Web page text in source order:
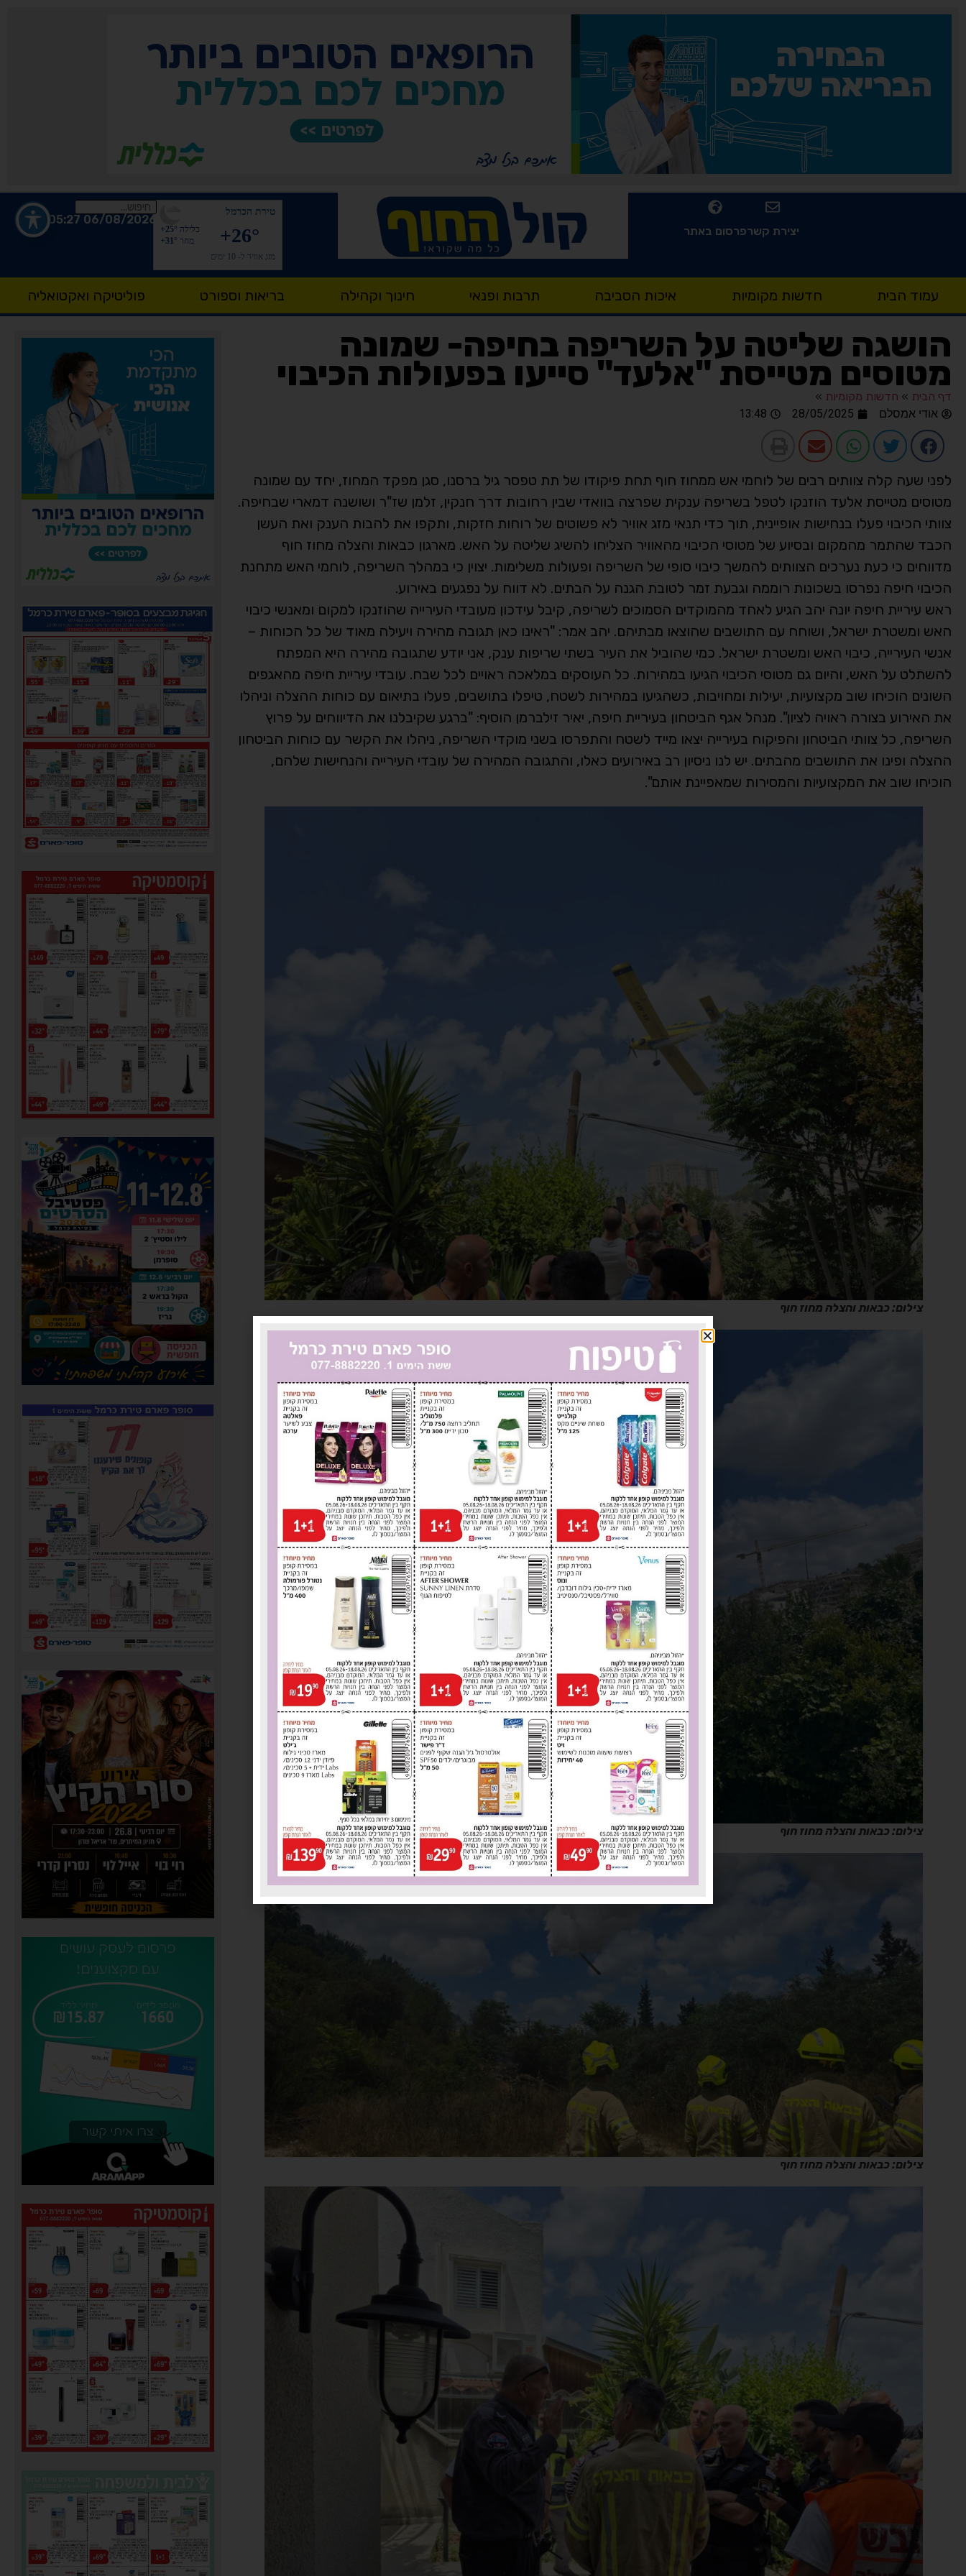
פרסום באתריצירת קשר
טירת הכרמל
+26° בלילה +25°
מחר +31°
מזג אוויר ל- 10 ימים
06/08/2026 05:27
עמוד הבית חדשות מקומיות איכות הסביבה תרבות ופנאי חינוך וקהילה בריאות וספורט פוליטיקה ואקטואליה
הושגה שליטה על השריפה בחיפה- שמונה
מטוסים מטייסת "אלעד" סייעו בפעולות הכיבוי
דף הבית » חדשות מקומיות »
אודי אמסלם
28/05/2025
13:48
לפני שעה קלה צוותים רבים של לוחמי אש ממחוז חוף תחת פיקודו של תת טפסר גיל ברסנו, סגן מפקד המחוז, יחד עם שמונה
מטוסים מטייסת אלעד הוזנקו לטפל בשריפה ענקית שפרצה בוואדי שבין רחובות דרך חנקין, זלמן שז"ר ושושנה דמארי שבחיפה.
צוותי הכיבוי פעלו בנחישות אופיינית, תוך כדי תנאי מזג אוויר לא פשוטים של רוחות חזקות, ותקפו את להבות הענק ואת העשן
הכבד שהתמר מהמקום ובסיוע של מטוסי הכיבוי מהאוויר הצליחו להשיג שליטה על האש. מארגון כבאות והצלה מחוז חוף
מדווחים כי כעת נערכים הצוותים להמשך כיבוי סופי של השריפה ופעולות משלימות. יצוין כי במהלך השריפה, לוחמי האש מתחנת
הכיבוי חיפה נפרסו בשכונות רוממה וגבעת זמר לטובת הגנה על הבתים. לא דווח על נפגעים באירוע.
ראש עיריית חיפה יונה יהב הגיע לאחד מהמוקדים הסמוכים לשריפה, קיבל עידכון מעובדי העירייה שהוזנקו למקום ומאנשי כיבוי
האש ומשטרת ישראל, ושוחח עם התושבים שהוצאו מבתיהם. יהב אמר: "ראינו כאן תגובה מהירה ויעילה מאוד של כל הכוחות –
אנשי העירייה, כיבוי האש ומשטרת ישראל. כמי שהוביל את העיר בשתי שריפות ענק, אני יודע שתגובה מהירה היא המפתח
להשתלט על האש, והיום גם מטוסי הכיבוי הגיעו במהירות. כל העוסקים במלאכה ראויים לכל שבח. עובדי עיריית חיפה מהאגפים
השונים הוכיחו שוב מקצועיות, יעילות ומחויבות, כשהגיעו במהירות לשטח, טיפלו בתושבים, פעלו בתיאום עם כוחות ההצלה וניהלו
את האירוע בצורה ראויה לציון". מנהל אגף הביטחון בעיריית חיפה, יאיר זילברמן הוסיף: "ברגע שקיבלנו את הדיווחים על פרוץ
השריפה, כל צוותי הביטחון והפיקוח בעירייה יצאו מייד לשטח והתפרסו בשני מוקדי השריפה, ניהלו את הקשר עם כוחות הביטחון
ההצלה ופינו את התושבים מהבתים. יש לנו ניסיון רב באירועים כאלו, והתגובה המהירה של עובדי העירייה והנחישות שלהם,
הוכיחו שוב את המקצועיות והמסירות שמאפיינת אותם".
צילום: כבאות והצלה מחוז חוף
צילום: כבאות והצלה מחוז חוף
צילום: כבאות והצלה מחוז חוף